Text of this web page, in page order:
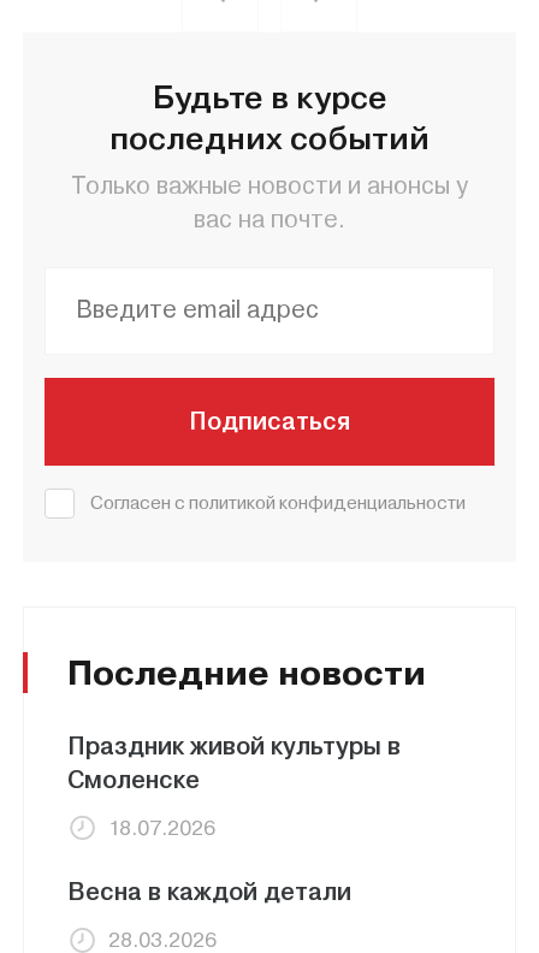
Будьте в курсе
последних событий
Только важные новости и анонсы у
вас на почте.
Подписаться
Согласен с политикой конфиденциальности
Последние новости
Праздник живой культуры в
Смоленске
18.07.2026
Весна в каждой детали
28.03.2026